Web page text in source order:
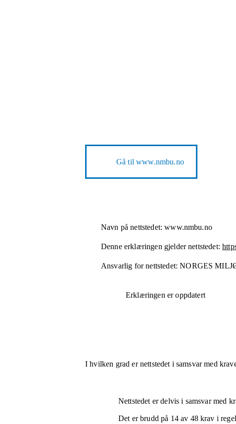
Gå tilwww.nmbu.no
Navn på nettstedet: www.nmbu.no
Denne erklæringen gjelder nettstedet:
Ansvarlig for nettstedet: NORGES
Erklæringen er oppdatert
I hvilken grad er nettstedet i samsvar med
Nettstedet erdelvis i samsvarmed
Det er brudd på 14av 48krav i